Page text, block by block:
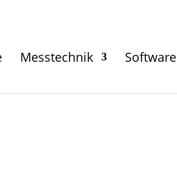
Messtechnik Software